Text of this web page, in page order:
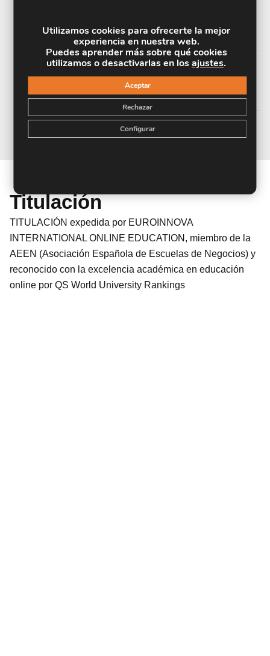
CRÍTICAS CARDIOLÓGICAS I
UNIDAD DIDÁCITCA 6. PATOLOGÍAS
CRÍTICAS CARDIOLÓGICAS II
Titulación
TITULACIÓN expedida por EUROINNOVA
INTERNATIONAL ONLINE EDUCATION, miembro de la
AEEN (Asociación Española de Escuelas de Negocios) y
reconocido con la excelencia académica en educación
online por QS World University Rankings
Utilizamos cookies para ofrecerte la mejor
experiencia en nuestra web.
Puedes aprender más sobre qué cookies
utilizamos o desactivarlas en losajustes.
Aceptar
Rechazar
Configurar